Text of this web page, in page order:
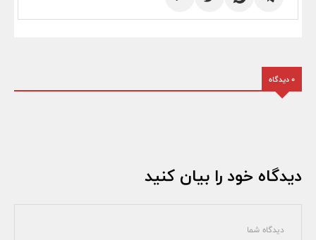
0 دیدگاه
دیدگاه خود را بیان کنید